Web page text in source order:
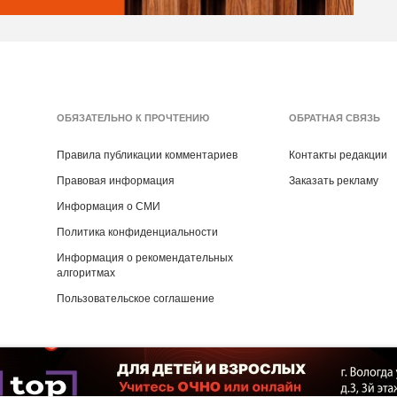
ОБЯЗАТЕЛЬНО К ПРОЧТЕНИЮ
Правила публикации комментариев
Правовая информация
Информация о СМИ
Политика конфиденциальности
Информация о рекомендательных
алгоритмах
Пользовательское соглашение
ОБРАТНАЯ СВЯЗЬ
Контакты редакции
Заказать рекламу